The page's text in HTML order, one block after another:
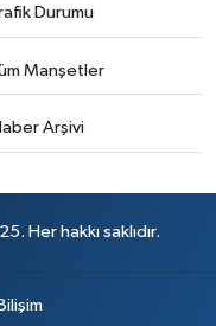
Durumu
Manşetler
Arşivi
Her hakkı saklıdır.